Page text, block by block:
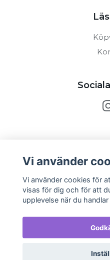
Vi använder
Vi använder cookies för
visas för dig och för att
upplevelse när du